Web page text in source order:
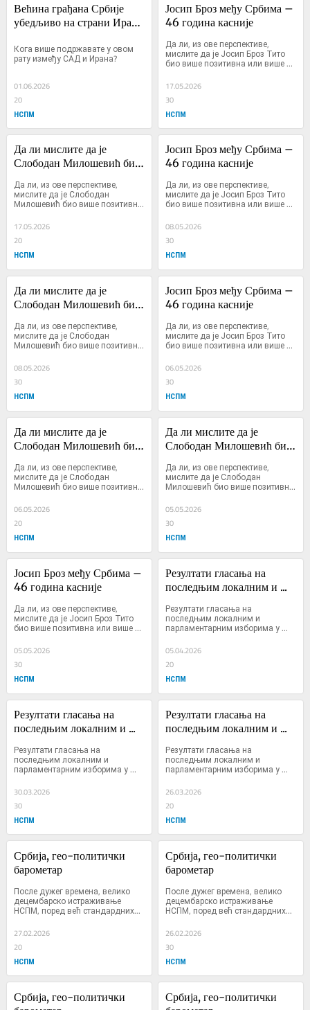
Већина грађана Србије
убедљиво на страни Ирана
Кога више подржавате у овом
рату између САД и Ирана?
01.06.2026
20
НСПМ
Јосип Броз међу Србима –
46 година касније
Да ли, из ове перспективе,
мислите да је Јосип Броз Тито
био више позитивна или више
17.05.2026
30
НСПМ
Да ли мислите да је
Слободан Милошевић био
Да ли, из ове перспективе,
мислите да је Слободан
Милошевић био више позитивна
17.05.2026
20
НСПМ
Јосип Броз међу Србима –
46 година касније
Да ли, из ове перспективе,
мислите да је Јосип Броз Тито
био више позитивна или више
08.05.2026
30
НСПМ
Да ли мислите да је
Слободан Милошевић био
Да ли, из ове перспективе,
мислите да је Слободан
Милошевић био више позитивна
08.05.2026
30
НСПМ
Јосип Броз међу Србима –
46 година касније
Да ли, из ове перспективе,
мислите да је Јосип Броз Тито
био више позитивна или више
06.05.2026
30
НСПМ
Да ли мислите да је
Слободан Милошевић био
Да ли, из ове перспективе,
мислите да је Слободан
Милошевић био више позитивна
06.05.2026
20
НСПМ
Да ли мислите да је
Слободан Милошевић био
Да ли, из ове перспективе,
мислите да је Слободан
Милошевић био више позитивна
05.05.2026
30
НСПМ
Јосип Броз међу Србима –
46 година касније
Да ли, из ове перспективе,
мислите да је Јосип Броз Тито
био више позитивна или више
05.05.2026
30
НСПМ
Резултати гласања на
последњим локалним и ...
Резултати гласања на
последњим локалним и
парламентарним изборима у
десет општина у којима се 29.
марта одржавају локални
избори
05.04.2026
20
НСПМ
Резултати гласања на
последњим локалним и ...
Резултати гласања на
последњим локалним и
парламентарним изборима у
десет општина у којима се 29.
марта одржавају локални
избори
30.03.2026
30
НСПМ
Резултати гласања на
последњим локалним и ...
Резултати гласања на
последњим локалним и
парламентарним изборима у
десет општина у којима се 29.
марта одржавају локални
избори
26.03.2026
20
НСПМ
Србија, гео-политички
барометар
После дужег времена, велико
децембарско истраживање
НСПМ, поред већ стандардних...
27.02.2026
20
НСПМ
Србија, гео-политички
барометар
После дужег времена, велико
децембарско истраживање
НСПМ, поред већ стандардних...
26.02.2026
30
НСПМ
Србија, гео-политички
Србија, гео-политички